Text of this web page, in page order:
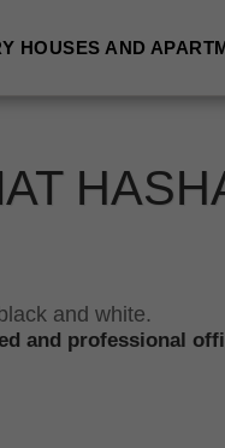
HOUSES AND
and white.
and professional